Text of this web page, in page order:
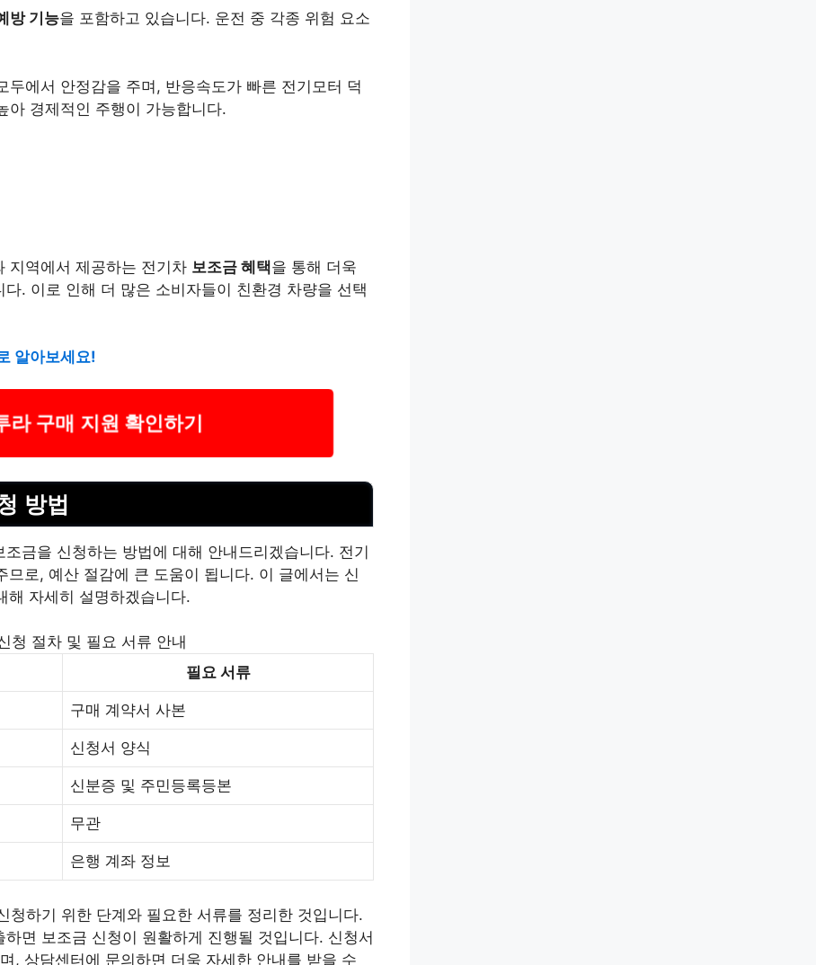
방 기능을 포함하고 있습니다. 운전 중 각종 위험 요소
에서 안정감을 주며, 반응속도가 빠른 전기모터 덕
아 경제적인 주행이 가능합니다.
지역에서 제공하는 전기차 보조금 혜택을 통해 더욱
. 이로 인해 더 많은 소비자들이 친환경 차량을 선택
알아보세요!
라 구매 지원 확인하기
방법
금을 신청하는 방법에 대해 안내드리겠습니다. 전기
므로, 예산 절감에 큰 도움이 됩니다. 이 글에서는 신
해 자세히 설명하겠습니다.
청 절차 및 필요 서류 안내
필요 서류
구매 계약서 사본
신청서 양식
신분증 및 주민등록등본
무관
은행 계좌 정보
청하기 위한 단계와 필요한 서류를 정리한 것입니다.
면 보조금 신청이 원활하게 진행될 것입니다. 신청서
, 상담센터에 문의하면 더욱 자세한 안내를 받을 수